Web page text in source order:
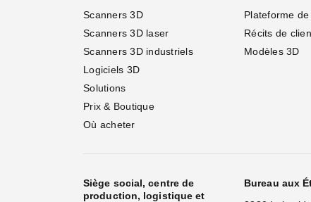
Scanners 3D
Scanners 3D laser
Scanners 3D industriels
Logiciels 3D
Solutions
Prix & Boutique
Où acheter
Plateforme
Récits de
Modèles 3D
Siège social, centre de
production, logistique et
Bureau aux